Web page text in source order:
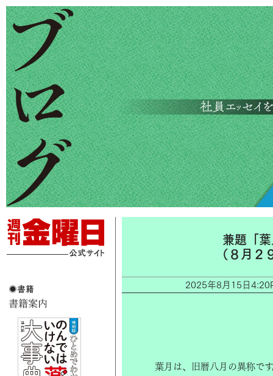
兼題「
（８月２
2025年8月15日
葉月は、旧暦八月の異称で